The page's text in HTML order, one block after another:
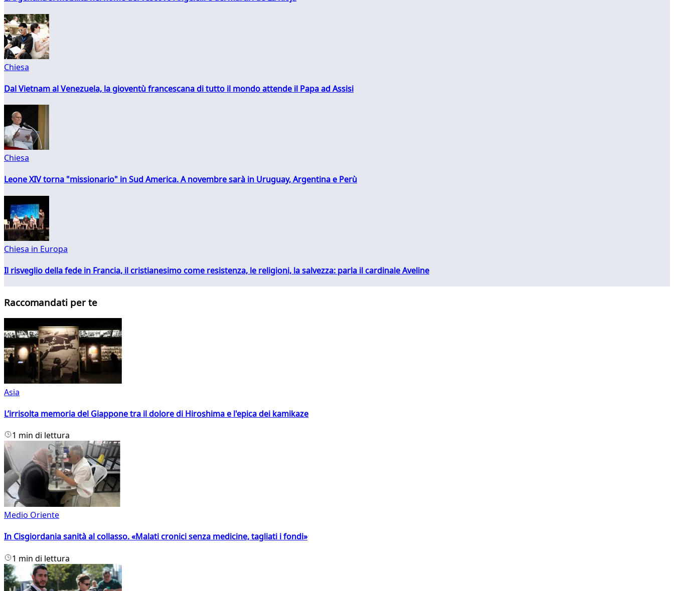
Chiesa
Dal Vietnam al Venezuela, la gioventù francescana di tutto il mondo attende il Papa ad Assisi
Chiesa
Leone XIV torna "missionario" in Sud America. A novembre sarà in Uruguay, Argentina e Perù
Chiesa in Europa
Il risveglio della fede in Francia, il cristianesimo come resistenza, le religioni, la salvezza: parla il cardinale Aveline
Raccomandati per te
Asia
L’irrisolta memoria del Giappone tra il dolore di Hiroshima e l'epica dei kamikaze
1 min di lettura
Medio Oriente
In Cisgiordania sanità al collasso. «Malati cronici senza medicine, tagliati i fondi»
1 min di lettura